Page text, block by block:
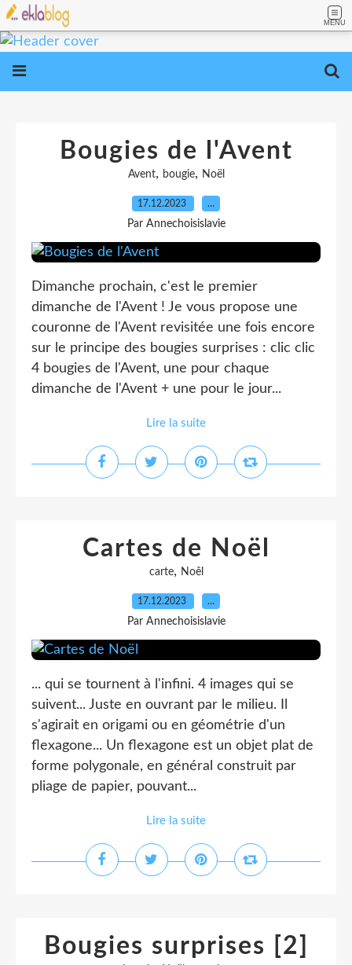
MENU
Bougies de l'Avent
Avent, bougie, Noël
17.12.2023 …
Par Annechoisislavie
Dimanche prochain, c'est le premier
dimanche de l'Avent ! Je vous propose une
couronne de l'Avent revisitée une fois encore
sur le principe des bougies surprises : clic clic
4 bougies de l'Avent, une pour chaque
dimanche de l'Avent + une pour le jour...
Lire la suite
Cartes de Noël
carte, Noêl
17.12.2023 …
Par Annechoisislavie
... qui se tournent à l'infini. 4 images qui se
suivent... Juste en ouvrant par le milieu. Il
s'agirait en origami ou en géométrie d'un
flexagone... Un flexagone est un objet plat de
forme polygonale, en général construit par
pliage de papier, pouvant...
Lire la suite
Bougies surprises [2]